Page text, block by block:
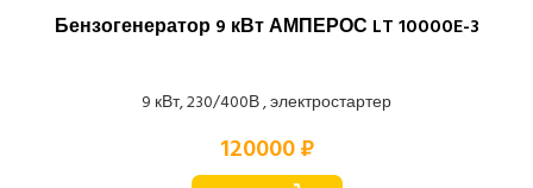
Бензогенератор 9 кВт АМПЕРОС LT 10000E-3
9 кВт, 230/400В , электростартер
120000 ₽